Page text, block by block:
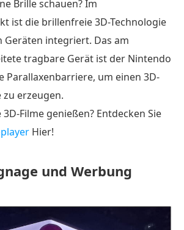
Brille schauen? Im
ist die brillenfreie 3D-Technologie
Geräten integriert. Das am
tragbare Gerät ist der Nintendo
Parallaxenbarriere, um einen 3D-
erzeugen.
Filme genießen? Entdecken Sie
Hier!
und Werbung